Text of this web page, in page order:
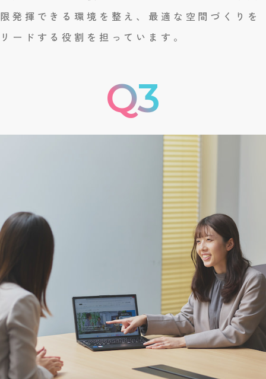
限発揮できる環境を整え、最適な空間づくりを
リードする役割を担っています。